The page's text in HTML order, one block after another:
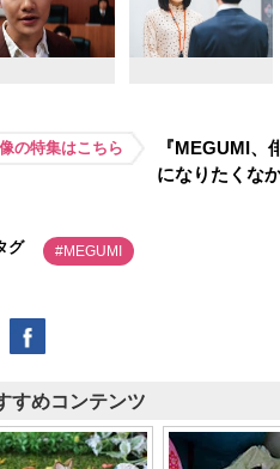
の特集はこちら
『MEGUMI
になりたくな
グ #MEGUMI
すめコンテンツ